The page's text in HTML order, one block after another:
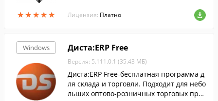
★★★★★
★★★★★ Лицензия: Платно
Windows Диста:ERP Free
Версия: 5.111.0.1 (35.43 МБ)
Диста:ERP Free-бесплатная программа д
ля склада и торговли. Подходит для небо
льших оптово-розничных торговых пре